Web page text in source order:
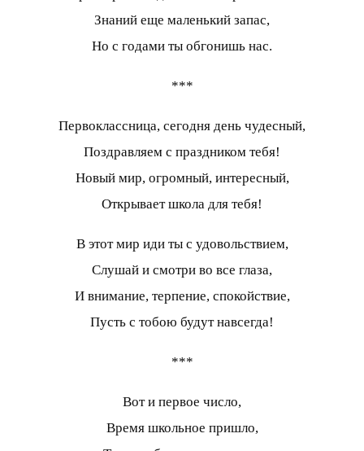
Знаний еще маленький запас,
Но с годами ты обгонишь нас.
***
Первоклассница, сегодня день чудесный,
Поздравляем с праздником тебя!
Новый мир, огромный, интересный,
Открывает школа для тебя!
В этот мир иди ты с удовольствием,
Слушай и смотри во все глаза,
И внимание, терпение, спокойствие,
Пусть с тобою будут навсегда!
***
Вот и первое число,
Время школьное пришло,